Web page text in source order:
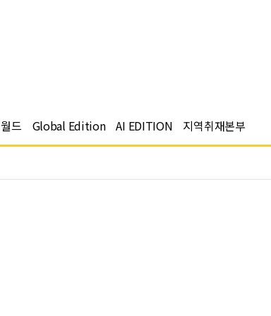
월드 Global Edition AI EDITION 지역취재본부